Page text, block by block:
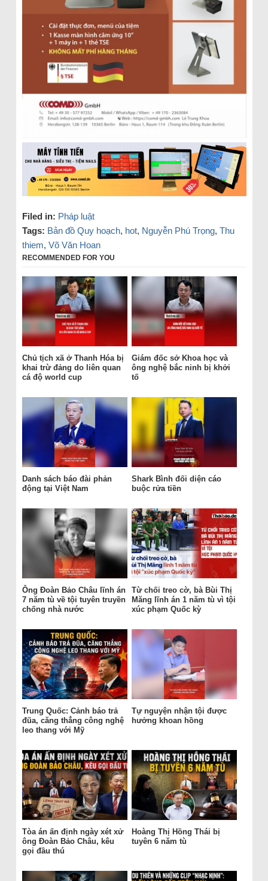
Filed in: Pháp luật
Tags: Bản đồ Quy hoạch, hot, Nguyễn Phú Trọng, Thu
thiem, Võ Văn Hoan
RECOMMENDED FOR YOU
Chủ tịch xã ở Thanh Hóa bị
khai trừ đảng do liên quan
cá độ world cup
Giám đốc sở Khoa học và
ông nghệ bắc ninh bị khởi
tố
Danh sách báo đài phản
động tại Việt Nam
Shark Bình đối diện cáo
buộc rửa tiền
Ông Đoàn Bảo Châu lĩnh án
7 năm tù về tội tuyên truyền
chống nhà nước
Từ chối treo cờ, bà Bùi Thị
Măng lĩnh án 1 năm tù vì tội
xúc phạm Quốc kỳ
Trung Quốc: Cảnh báo trả
đũa, căng thẳng công nghệ
leo thang với Mỹ
Tự nguyện nhận tội được
hưởng khoan hồng
Tòa án ấn định ngày xét xử
ông Đoàn Bảo Châu, kêu
gọi đầu thú
Hoàng Thị Hồng Thái bị
tuyên 6 năm tù